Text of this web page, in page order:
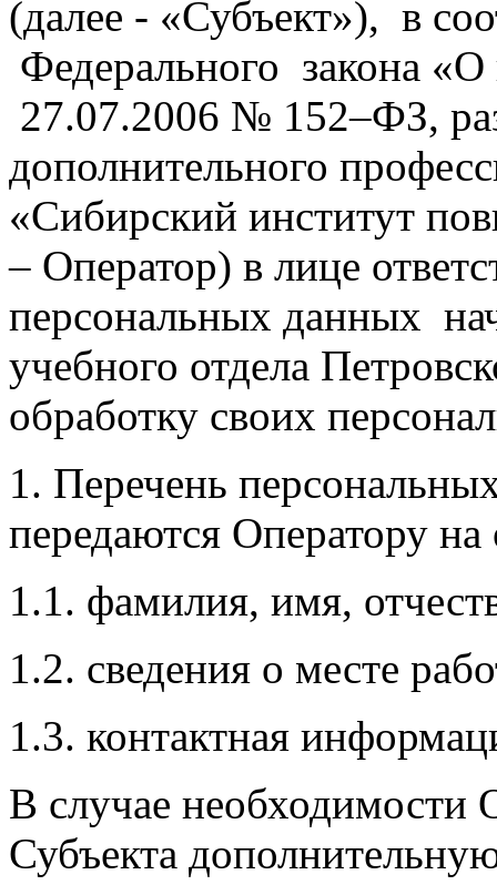
(далее - «Субъект»), в
Федерального закона
27.07.2006 № 152–ФЗ,
дополнительного
«Сибирский институт
– Оператор) в лице
персональных данных
учебного отдела
обработку своих
1. Перечень
передаются Оператору на
1.1. фамилия, имя,
1.2. сведения о месте
1.3. контактная
В случае необходимости
Субъекта